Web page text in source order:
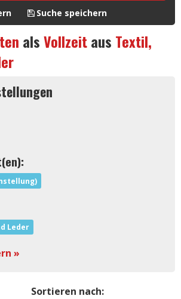
Suche speichern
alsVollzeitaus Textil,
Leder
»
Sortieren nach: